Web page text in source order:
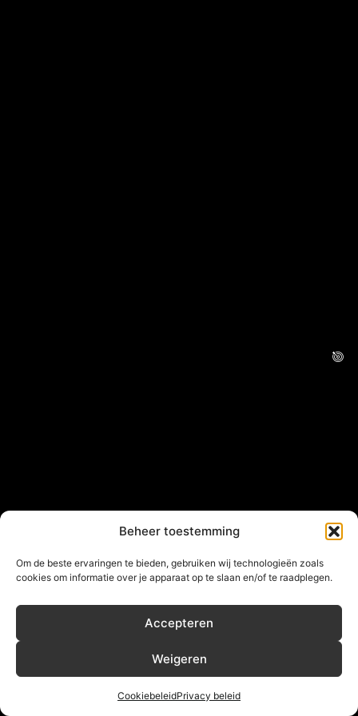
Beheer toestemming
Om de beste ervaringen te bieden, gebruiken wij technologieën zoals
cookies om informatie over je apparaat op te slaan en/of te raadplegen.
Accepteren
Weigeren
CookiebeleidPrivacy beleid